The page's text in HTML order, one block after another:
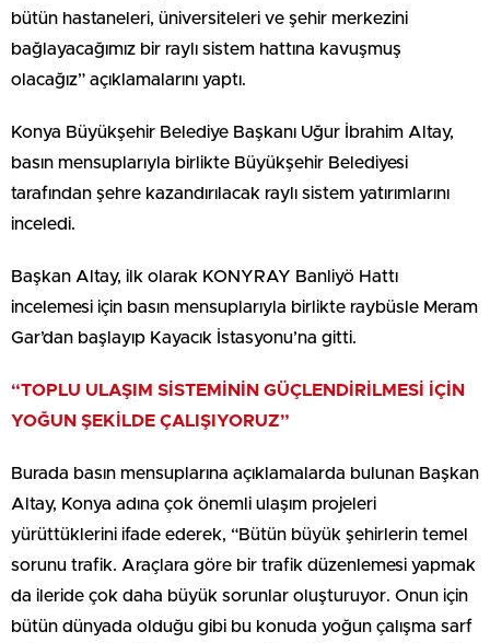
bütün hastaneleri, üniversiteleri ve şehir merkezini
bağlayacağımız bir raylı sistem hattına kavuşmuş
olacağız” açıklamalarını yaptı.
Konya Büyükşehir Belediye Başkanı Uğur İbrahim Altay,
basın mensuplarıyla birlikte Büyükşehir Belediyesi
tarafından şehre kazandırılacak raylı sistem yatırımlarını
inceledi.
Başkan Altay, ilk olarak KONYRAY Banliyö Hattı
incelemesi için basın mensuplarıyla birlikte raybüsle Meram
Gar’dan başlayıp Kayacık İstasyonu’na gitti.
“TOPLU ULAŞIM SİSTEMİNİN GÜÇLENDİRİLMESİ İÇİN
YOĞUN ŞEKİLDE ÇALIŞIYORUZ”
Burada basın mensuplarına açıklamalarda bulunan Başkan
Altay, Konya adına çok önemli ulaşım projeleri
yürüttüklerini ifade ederek, “Bütün büyük şehirlerin temel
sorunu trafik. Araçlara göre bir trafik düzenlemesi yapmak
da ileride çok daha büyük sorunlar oluşturuyor. Onun için
bütün dünyada olduğu gibi bu konuda yoğun çalışma sarf